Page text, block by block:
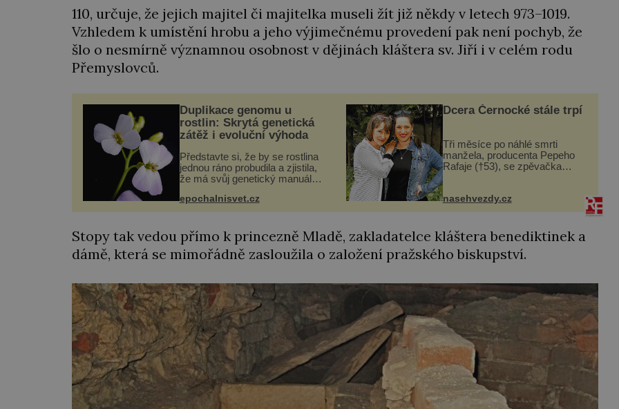
110, určuje, že jejich majitel či majitelka museli žít již někdy v letech 973–1019.
Vzhledem k umístění hrobu a jeho výjimečnému provedení pak není pochyb, že
šlo o nesmírně významnou osobnost v dějinách kláštera sv. Jiří i v celém rodu
Přemyslovců.
Duplikace genomu u
rostlin: Skrytá genetická
zátěž i evoluční výhoda
Představte si, že by se rostlina
jednou ráno probudila a zjistila,
že má svůj genetický manuál
občas v přírodě stane – a podle
nového výzkumu to může být
epochalnisvet.cz
Dcera Černocké stále trpí
Tři měsíce po náhlé smrti
manžela, producenta Pepeho
Rafaje (†53), se zpěvačka
Barbora Vaculíková (45), dcera
ozvala veřejnosti. Na sociální
síti sdílela, že se snaží fung...
nasehvezdy.cz
Stopy tak vedou přímo k princezně Mladě, zakladatelce kláštera benediktinek a
dámě, která se mimořádně zasloužila o založení pražského biskupství.